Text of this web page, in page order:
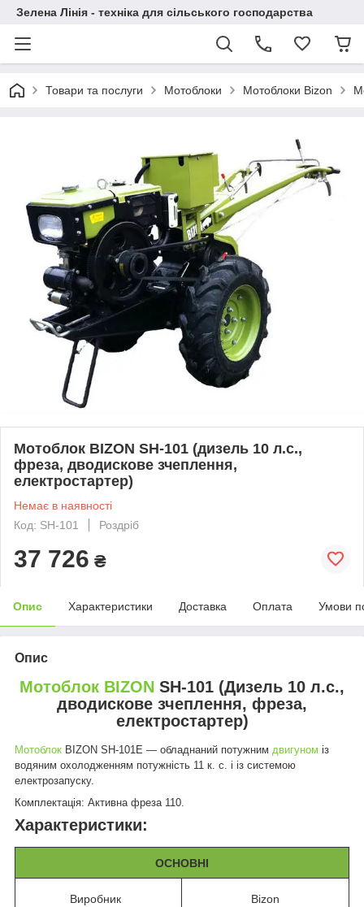
Зелена Лінія - техніка для сільського господарства
Товари та послуги Мотоблоки Мотоблоки Bizon
Мотоблок BIZON SH-101 (дизель 10 л.с.,
фреза, дводискове зчеплення,
електростартер)
Немає в наявності
Код: SH-101
Роздріб
37 726 ₴
Опис Характеристики Доставка Оплата Умови
Опис
Мотоблок BIZON SH-101 (Дизель 10 л.с.,
дводискове зчеплення, фреза,
електростартер)
Мотоблок BIZON SH-101E ― обладнаний потужним двигуном із
водяним охолодженням потужність 11 к. с. і із системою
електрозапуску.
Комплектація: Активна фреза 110.
Характеристики:
ОСНОВНІ
Виробник Bizon